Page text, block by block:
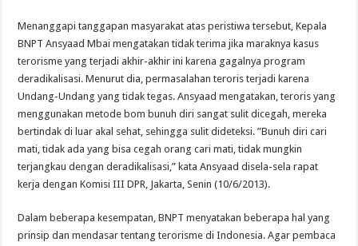
Menanggapi tanggapan masyarakat atas peristiwa tersebut, Kepala
BNPT Ansyaad Mbai mengatakan tidak terima jika maraknya kasus
terorisme yang terjadi akhir-akhir ini karena gagalnya program
deradikalisasi. Menurut dia, permasalahan teroris terjadi karena
Undang-Undang yang tidak tegas. Ansyaad mengatakan, teroris yang
menggunakan metode bom bunuh diri sangat sulit dicegah, mereka
bertindak di luar akal sehat, sehingga sulit dideteksi. ”Bunuh diri cari
mati, tidak ada yang bisa cegah orang cari mati, tidak mungkin
terjangkau dengan deradikalisasi,” kata Ansyaad disela-sela rapat
kerja dengan Komisi III DPR, Jakarta, Senin (10/6/2013).
Dalam beberapa kesempatan, BNPT menyatakan beberapa hal yang
prinsip dan mendasar tentang terorisme di Indonesia. Agar pembaca